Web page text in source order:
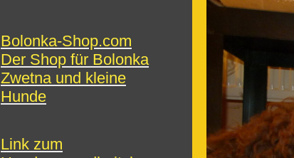
Bolonka-Shop.com
Der Shop für Bolonka
Zwetna und kleine
Hunde
Link zum